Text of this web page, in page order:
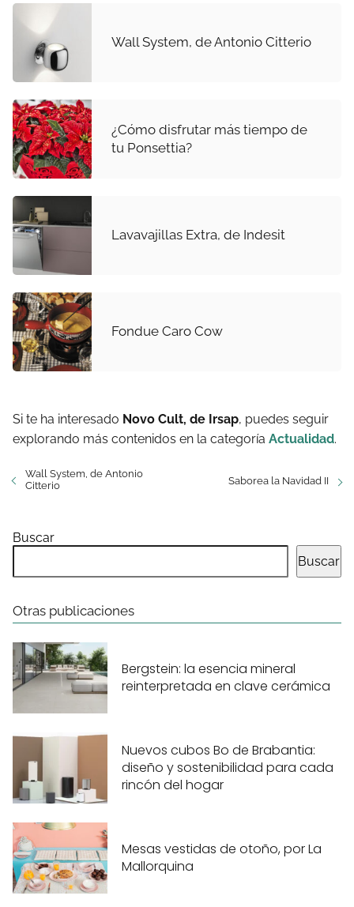
Wall System, de Antonio Citterio
¿Cómo disfrutar más tiempo de
tu Ponsettia?
Lavavajillas Extra, de Indesit
Fondue Caro Cow
Si te ha interesado Novo Cult, de Irsap, puedes seguir
explorando más contenidos en la categoría Actualidad.
Wall System, de Antonio
Citterio
Saborea la Navidad II
Buscar
Buscar
Otras publicaciones
Bergstein: la esencia mineral
reinterpretada en clave cerámica
Nuevos cubos Bo de Brabantia:
diseño y sostenibilidad para cada
rincón del hogar
Mesas vestidas de otoño, por La
Mallorquina